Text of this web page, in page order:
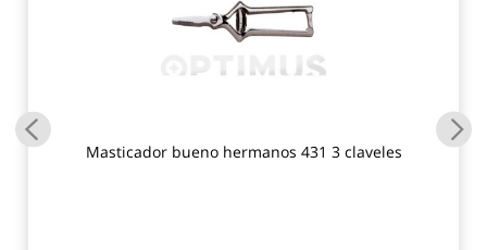
Masticador bueno hermanos 431 3 claveles